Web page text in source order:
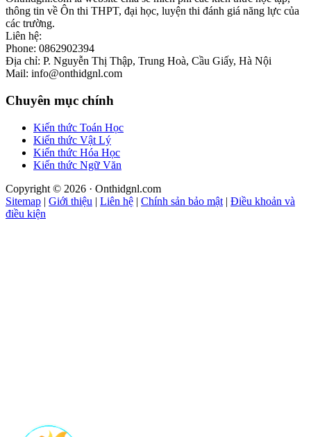
thông tin về Ôn thi THPT, đại học, luyện thi đánh giá năng lực của
các trường.
Liên hệ:
Phone: 0862902394
Địa chỉ: P. Nguyễn Thị Thập, Trung Hoà, Cầu Giấy, Hà Nội
Mail: info@onthidgnl.com
Chuyên mục chính
Kiến thức Toán Học
Kiến thức Vật Lý
Kiến thức Hóa Học
Kiến thức Ngữ Văn
Copyright © 2026 · Onthidgnl.com
Sitemap | Giới thiệu | Liên hệ | Chính sản bảo mật | Điều khoản và
điều kiện